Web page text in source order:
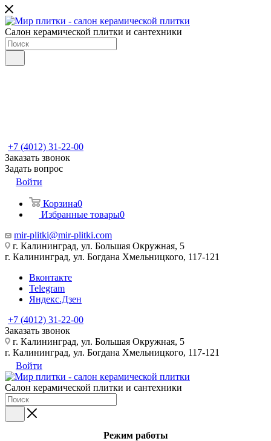
Салон керамической плитки и сантехники
+7 (4012) 31-22-00
Заказать звонок
Задать вопрос
Войти
Корзина0
Избранные товары0
mir-plitki@mir-plitki.com
г. Калининград, ул. Большая Окружная, 5
г. Калининград, ул. Богдана Хмельницкого, 117-121
Вконтакте
Telegram
Яндекс.Дзен
+7 (4012) 31-22-00
Заказать звонок
г. Калининград, ул. Большая Окружная, 5
г. Калининград, ул. Богдана Хмельницкого, 117-121
Войти
Салон керамической плитки и сантехники
Режим работы